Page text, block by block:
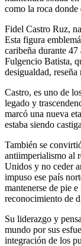
como la roca donde
Fidel Castro Ruz,
Esta figura
caribeña durante
Fulgencio Batista,
desigualdad,
Castro, es uno de
legado y
marcó una nueva
estaba siendo
También se
antiimperialismo al
Unidos y no ceder
impuso ese país
mantenerse de pie
reconocimiento de
Su liderazgo y
mundo por sus
integración de los